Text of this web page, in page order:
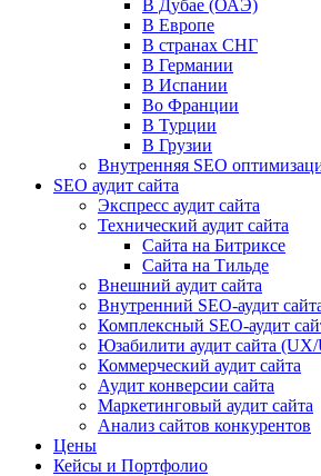
В Дубае (ОАЭ)
В Европе
В странах СНГ
В Германии
В Испании
Во Франции
В Турции
В Грузии
Внутренняя SEO
SEO аудит сайта
Экспресс аудит сайта
Технический аудит сайта
Сайта на Битриксе
Сайта на Тильде
Внешний аудит сайта
Внутренний SEO-аудит
Комплексный SEO-аудит
Юзабилити аудит сайта
Коммерческий аудит сайта
Аудит конверсии сайта
Маркетинговый аудит сайта
Анализ сайтов конкурентов
Цены
Кейсы и Портфолио